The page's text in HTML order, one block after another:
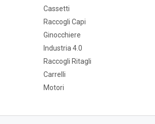
Cassetti
Raccogli Capi
Ginocchiere
Industria 4.0
Raccogli Ritagli
Carrelli
Motori